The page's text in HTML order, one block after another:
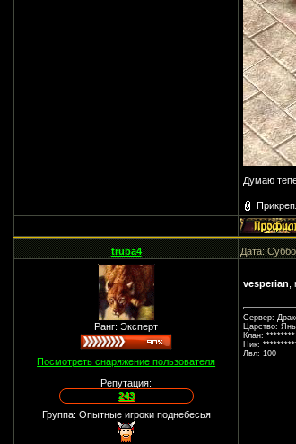
Думаю
truba4 Дата:
Ранг: Эксперт
Посмотреть снаряжение пользователя
Репутация:
243
Группа: Опытные игроки поднебесья
vesperian
Сервер:
Царство:
Клан: ********
Ник:
Лвл: 100